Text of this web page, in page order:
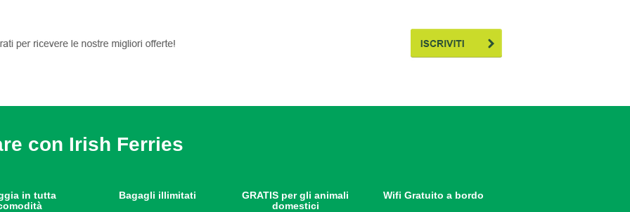
con Irish Ferries
in tutta
Bagagli illimitati
GRATIS per gli animali
domestici
Wifi Gratuito a bordo